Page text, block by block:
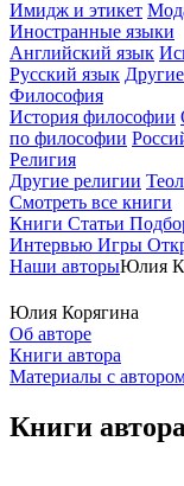
Имидж и этикет
Иностранные языки
Английский язык
Русский язык
Философия
История философии
по философии
Религия
Другие религии
Смотреть все книги
Книги Статьи
Интервью Игры
Наши авторыЮлия
Юлия Корягина
Об авторе
Книги автора
Материалы с
Книги